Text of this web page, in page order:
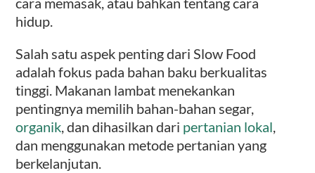
hidup.
Salah satu aspek penting dari Slow Food
adalah fokus pada bahan baku berkualitas
tinggi. Makanan lambat menekankan
pentingnya memilih bahan-bahan segar,
organik, dan dihasilkan dari pertanian lokal,
dan menggunakan metode pertanian yang
berkelanjutan.